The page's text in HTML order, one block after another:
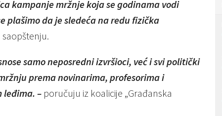
kampanje mržnje koja se godinama vodi
plašimo da je sledeća na redu fizička
samo neposredni izvršioci, već i svi politički
prema novinarima, profesorima i
– poručuju iz koalicije „Građanska